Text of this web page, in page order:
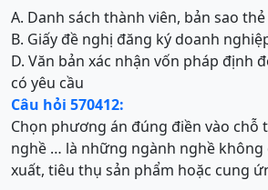
A. Danh sách thành viên, bản sao
B. Giấy đề nghị đăng ký doanh
D. Văn bản xác nhận vốn pháp định
có yêu cầu
Câu hỏi 570412:
Chọn phương án đúng điền vào chỗ
nghề … là những ngành nghề không
xuất, tiêu thụ sản phẩm hoặc cung